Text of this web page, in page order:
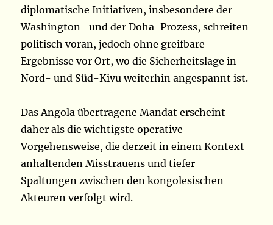
diplomatische Initiativen, insbesondere der
Washington- und der Doha-Prozess, schreiten
politisch voran, jedoch ohne greifbare
Ergebnisse vor Ort, wo die Sicherheitslage in
Nord- und Süd-Kivu weiterhin angespannt ist.
Das Angola übertragene Mandat erscheint
daher als die wichtigste operative
Vorgehensweise, die derzeit in einem Kontext
anhaltenden Misstrauens und tiefer
Spaltungen zwischen den kongolesischen
Akteuren verfolgt wird.